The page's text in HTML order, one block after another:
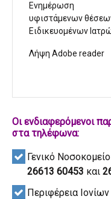
Ενημέρωση
υφιστάμενων
Ειδικευομένων
Λήψη Adobe reader
Οι ενδιαφερόμενοι
στα τηλέφωνα:
Γενικό
26613 60453 και
Περιφέρεια